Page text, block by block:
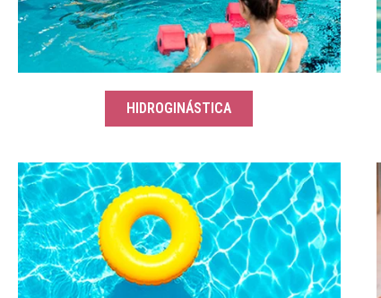
HIDROGINÁSTICA